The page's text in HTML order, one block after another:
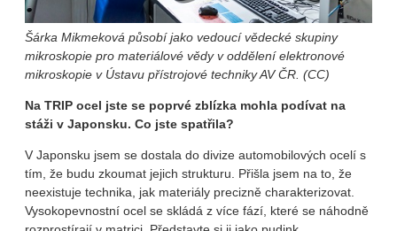
Šárka Mikmeková působí jako vedoucí vědecké skupiny
mikroskopie pro materiálové vědy v oddělení elektronové
mikroskopie v Ústavu přístrojové techniky AV ČR. (CC)
Na TRIP ocel jste se poprvé zblízka mohla podívat na
stáži v Japonsku. Co jste spatřila?
V Japonsku jsem se dostala do divize automobilových ocelí s
tím, že budu zkoumat jejich strukturu. Přišla jsem na to, že
neexistuje technika, jak materiály precizně charakterizovat.
Vysokopevnostní ocel se skládá z více fází, které se náhodně